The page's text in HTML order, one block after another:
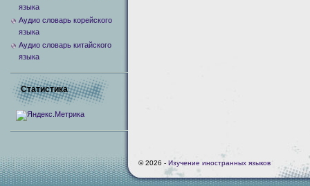
языка
Аудио словарь корейского
языка
Аудио словарь китайского
языка
Статистика
© 2026 - Изучение иностранных языков